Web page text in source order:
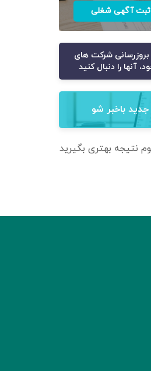
ثبت آگهی شغلی
بروزرسانی شرکت های
آنها را دنبال کنید
باخبر شو
نتیجه بهتری بگیرید